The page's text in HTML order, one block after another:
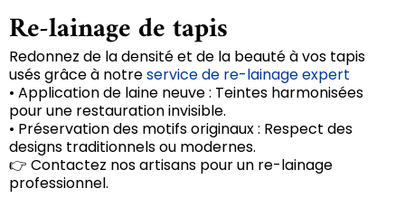
Re-lainage de tapis
Redonnez de la densité et de la beauté à vos tapis
usés grâce à notreservice de re-lainage expert
• Application de laine neuve : Teintes harmonisées
pour une restauration invisible.
• Préservation des motifs originaux : Respect des
designs traditionnels ou modernes.
👉 Contactez nos artisans pour un re-lainage
professionnel.